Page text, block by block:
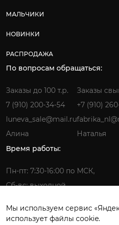
МАЛЬЧИКИ
НОВИНКИ
РАСПРОДАЖА
По вопросам обращаться:
Заказы до 100 т.р.
7 (910) 200-34-54
luneva_sale@mail.ru
Алина
Заказы
+7 (910)
Наталья
Время работы:
Пн-пт: 7:30-16:00 по МСК,
Сб-вс: выходной
Мы используем сервис
использует файлы cookie.